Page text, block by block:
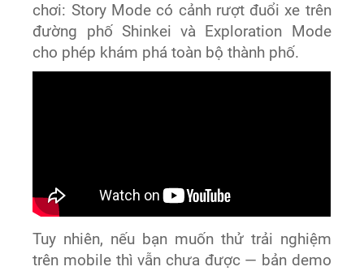
chơi: Story Mode có cảnh rượt đuổi xe trên
đường phố Shinkei và Exploration Mode
cho phép khám phá toàn bộ thành phố.
Tuy nhiên, nếu bạn muốn thử trải nghiệm
trên mobile thì vẫn chưa được — bản demo